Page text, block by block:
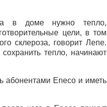
а в доме нужно тепло,
цели, в том
склероза, говорит Лепе.
тепло, начинают
абонентами Eneco и иметь